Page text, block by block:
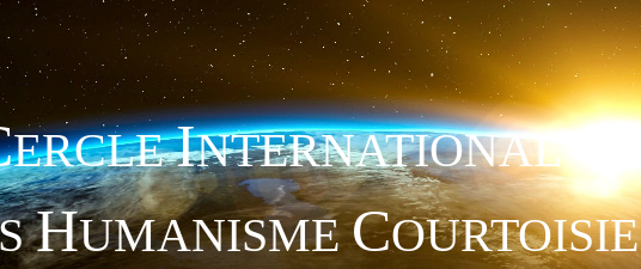
ERCLEINTERNATIONAL
HUMANISMECOURTOISIE